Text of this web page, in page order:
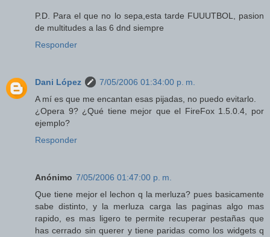
P.D. Para el que no lo sepa,esta tarde FUUUTBOL, pasion
de multitudes a las 6 dnd siempre
Responder
Dani López
7/05/2006 01:34:00 p. m.
A mí es que me encantan esas pijadas, no puedo evitarlo.
¿Opera 9? ¿Qué tiene mejor que el FireFox 1.5.0.4, por
ejemplo?
Responder
Anónimo 7/05/2006 01:47:00 p. m.
Que tiene mejor el lechon q la merluza? pues basicamente
sabe distinto, y la merluza carga las paginas algo mas
rapido, es mas ligero te permite recuperar pestañas que
has cerrado sin querer y tiene paridas como los widgets q